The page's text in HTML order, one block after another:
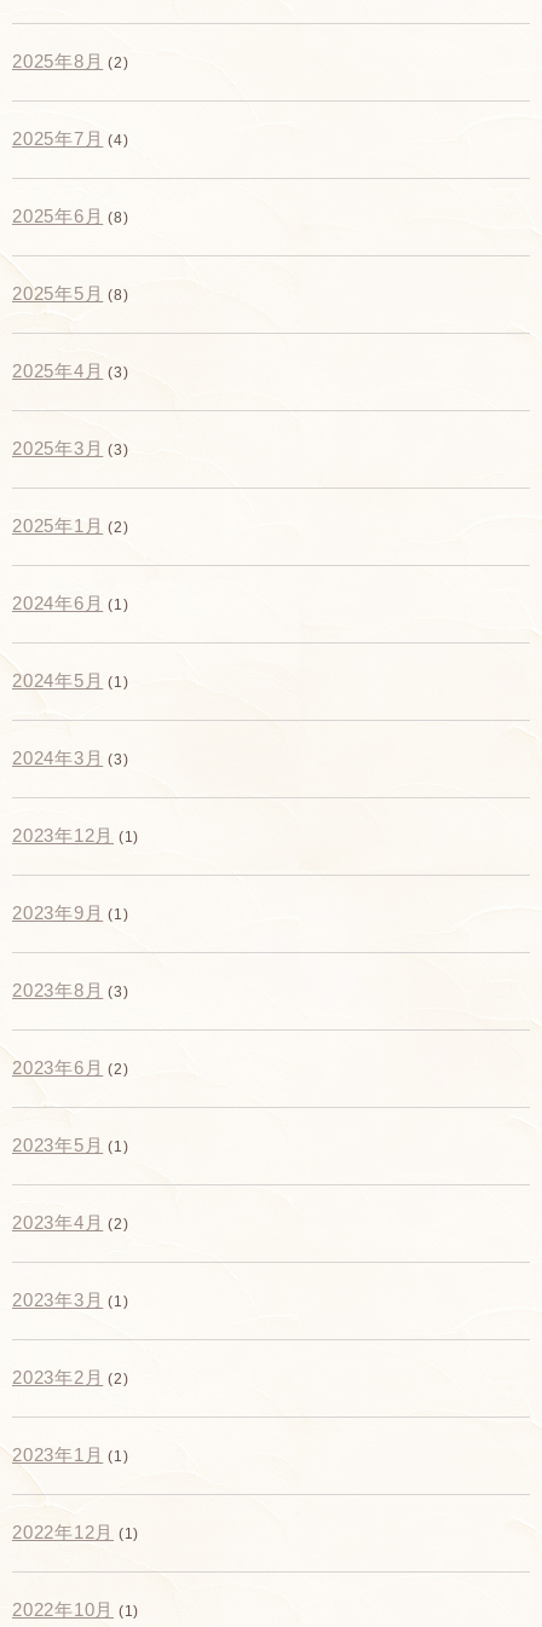
2025年8月 (2)
2025年7月 (4)
2025年6月 (8)
2025年5月 (8)
2025年4月 (3)
2025年3月 (3)
2025年1月 (2)
2024年6月 (1)
2024年5月 (1)
2024年3月 (3)
2023年12月 (1)
2023年9月 (1)
2023年8月 (3)
2023年6月 (2)
2023年5月 (1)
2023年4月 (2)
2023年3月 (1)
2023年2月 (2)
2023年1月 (1)
2022年12月 (1)
2022年10月 (1)